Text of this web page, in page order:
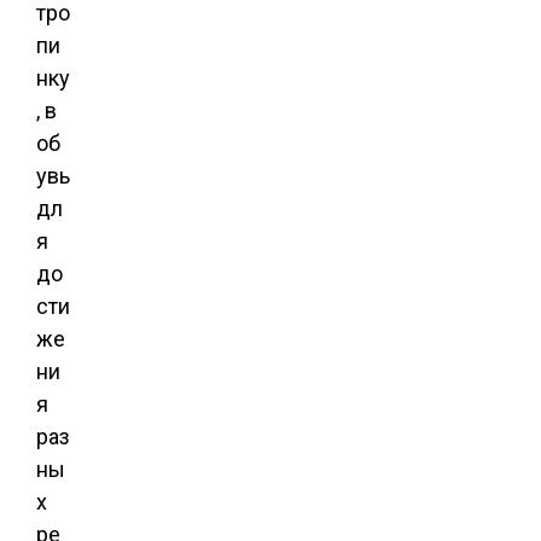
тро
пи
нку
, в
об
увь
дл
я
до
сти
же
ни
я
раз
ны
х
ре